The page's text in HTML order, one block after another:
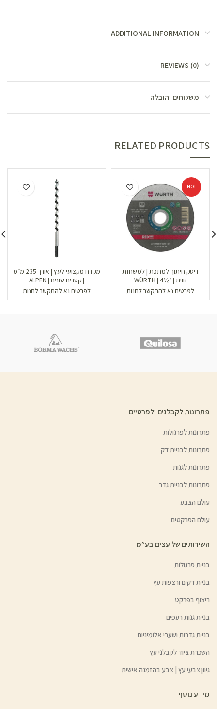
ADDITIONAL INFORMATION
REVIEWS (0)
משלוחים והובלה
RELATED PRODUCTS
HOT
דיסק חיתוך למתכת | למשחזת
זווית | ״½4 | WÜRTH
לפרטים נא להתקשר לחנות
מקדח מקצועי לעץ | אורך 235 מ״מ
| קטרים שונים | ALPEN
לפרטים נא להתקשר לחנות
פתרונות לקבלנים ולפרטיים
פתרונות לפרגולות
פתרונות לבניית דק
פתרונות לגגות
פתרונות לבניית גדר
עולם הצבע
עולם הפרקטים
השירותים של עצים בע”מ
בניית פרגולות
בניית דקים ורצפות עץ
ריצוף בפרקט
בניית גגות רעפים
בניית גדרות ושערי אלומיניום
השכרת ציוד לקבלני עץ
גיוון צבעי עץ | צבע בהזמנה אישית
מידע נוסף